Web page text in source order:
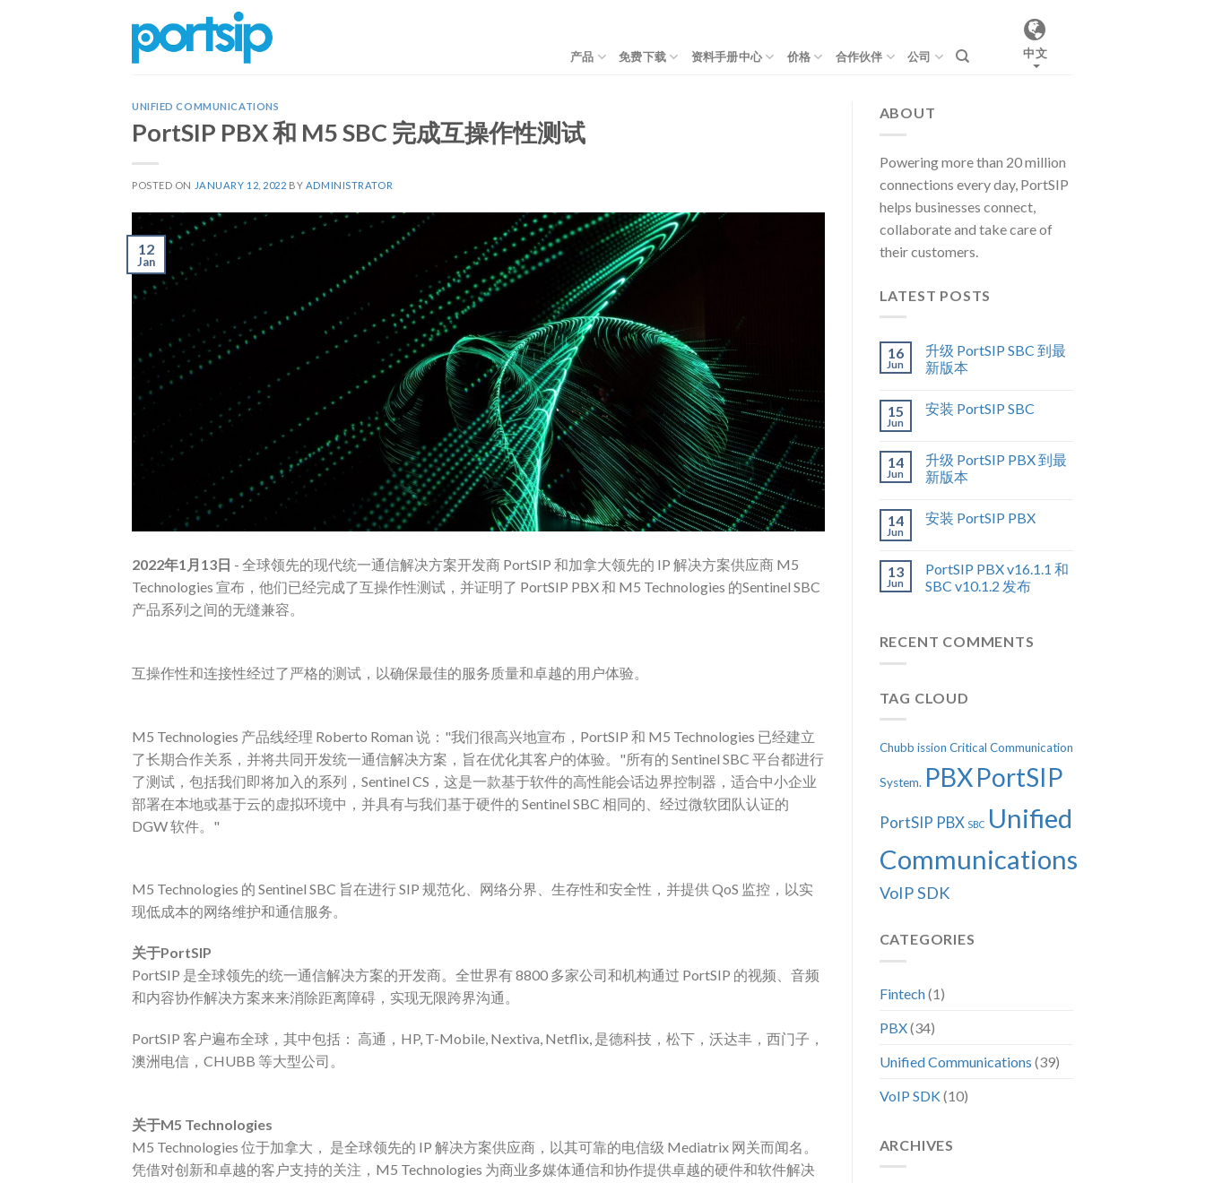
产品 免费下载 资料手册中心 价格 合作伙伴 公司 中文
UNIFIED COMMUNICATIONS
PortSIP PBX 和 M5 SBC 完成互操作性测试
POSTED ON JANUARY 12, 2022 BY ADMINISTRATOR
12
Jan
2022年1月13日 - 全球领先的现代统一通信解决方案开发商 PortSIP 和加拿大领先的 IP 解决方案供应商 M5
Technologies 宣布，他们已经完成了互操作性测试，并证明了 PortSIP PBX 和 M5 Technologies 的Sentinel SBC
产品系列之间的无缝兼容。
互操作性和连接性经过了严格的测试，以确保最佳的服务质量和卓越的用户体验。
M5 Technologies 产品线经理 Roberto Roman 说："我们很高兴地宣布，PortSIP 和 M5 Technologies 已经建立
了长期合作关系，并将共同开发统一通信解决方案，旨在优化其客户的体验。"所有的 Sentinel SBC 平台都进行
了测试，包括我们即将加入的系列，Sentinel CS，这是一款基于软件的高性能会话边界控制器，适合中小企业
部署在本地或基于云的虚拟环境中，并具有与我们基于硬件的 Sentinel SBC 相同的、经过微软团队认证的
DGW 软件。"
M5 Technologies 的 Sentinel SBC 旨在进行 SIP 规范化、网络分界、生存性和安全性，并提供 QoS 监控，以实
现低成本的网络维护和通信服务。
关于PortSIP
PortSIP 是全球领先的统一通信解决方案的开发商。全世界有 8800 多家公司和机构通过 PortSIP 的视频、音频
和内容协作解决方案来来消除距离障碍，实现无限跨界沟通。
PortSIP 客户遍布全球，其中包括： 高通，HP, T-Mobile, Nextiva, Netflix, 是德科技，松下，沃达丰，西门子，
澳洲电信，CHUBB 等大型公司。
关于M5 Technologies
M5 Technologies 位于加拿大， 是全球领先的 IP 解决方案供应商，以其可靠的电信级 Mediatrix 网关而闻名。
凭借对创新和卓越的客户支持的关注，M5 Technologies 为商业多媒体通信和协作提供卓越的硬件和软件解决
ABOUT
Powering more than 20 million
connections every day, PortSIP
helps businesses connect,
collaborate and take care of
their customers.
LATEST POSTS
16
Jun
升级 PortSIP SBC 到最
新版本
15
Jun
安装 PortSIP SBC
14
Jun
升级 PortSIP PBX 到最
新版本
14
Jun
安装 PortSIP PBX
13
Jun
PortSIP PBX v16.1.1 和
SBC v10.1.2 发布
RECENT COMMENTS
TAG CLOUD
Chubb ission Critical Communication
System. PBXPortSIP
PortSIP PBX SBC Unified
Communications
VoIP SDK
CATEGORIES
Fintech(1)
PBX(34)
Unified Communications (39)
VoIP SDK(10)
ARCHIVES